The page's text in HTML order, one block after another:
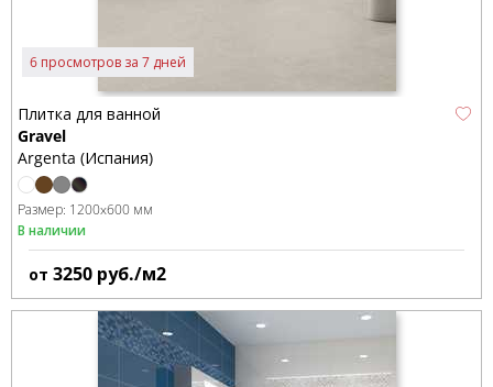
6 просмотров за 7 дней
Плитка для ванной
Gravel
Argenta (Испания)
Размер: 1200x600 мм
В наличии
от 3250 руб./м2